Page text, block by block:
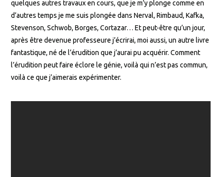
quelques autres travaux en cours, que je m’y plonge comme en
d’autres temps je me suis plongée dans Nerval, Rimbaud, Kafka,
Stevenson, Schwob, Borges, Cortazar… Et peut-être qu’un jour,
après être devenue professeure j’écrirai, moi aussi, un autre livre
fantastique, né de l’érudition que j’aurai pu acquérir. Comment
l’érudition peut faire éclore le génie, voilà qui n’est pas commun,
voilà ce que j’aimerais expérimenter.